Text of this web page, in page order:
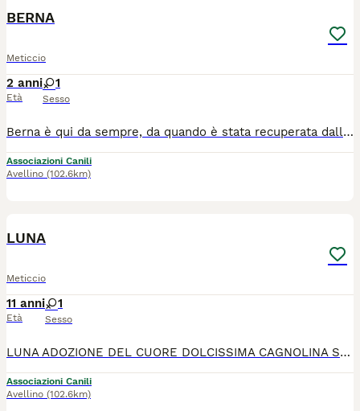
BERNA
Meticcio
2 anni
Età
1
Sesso
Berna è qui da sempre, da quando è stata recuperata dalla strada, ma è lì che tornerà perché ci eravamo date una scadenza ed è meglio la libertà ad obbligare un cane di questa stazza a rimanere rinchiusa in uno spazio così piccolo. Elemosina sempre coccole e quando ci vede andare via fa di tutto per trattenerci. È davvero super coccolona e dolce, giocherellona sensibile e affettuosa. Ha sofferto l'abbandono e per questo vuole sempre compagnia. Ha circa un anno ed è una taglia grande (50 chili circa) Sterilizzata Va d'accordo con tutti Viene affidata vaccinata microchippata sverminata e con libretto veterinario in regola Si trova in Campania ma per buona adozione arriva ovunque dopo iter preaffido e con staffetta autorizzata Info solo whatsapp ******
Associazioni Canili
Avellino (102.6km)
LUNA
Meticcio
11 anni
Età
1
Sesso
LUNA ADOZIONE DEL CUORE DOLCISSIMA CAGNOLINA STERILIZZATA CHE FACEVA PARTE DI UN BRANCO CONTROLLATO... PURTROPPO A CAUSA DEI BOTTI DI CAPODANNO SCAPPÒ IMPAURITA ED È RITORNATA DOPO MESI MALATA DI LESHMANIA. OGGI L ABBIAMO CURATA NEL CORPO E NELL ANIMA ED È PRONTA PER ESSERE ADOTTATA. LUNA HA 10 ANNI, BUONA E GENTILE, 23 kg SI AFFIDA NEL CENTRO NORD DOPO PRASSI PREAFFIDO. PER INFO SOLO WHATSAPP ******
Associazioni Canili
Avellino (102.6km)